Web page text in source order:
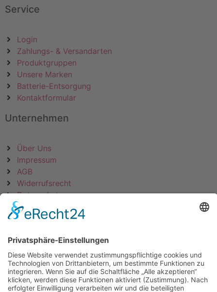
Service
Login
Zahlungs- & Versandarten
Produktgruppen
Unsere Marken
Batterie-Entsorgung
Kontaktformular
Unternehmen
Über Uns
Impressum
AGB
Widerrufsrecht
Datenschutz